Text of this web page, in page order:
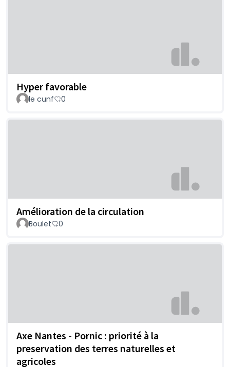
Hyper favorable
le cunf 0
Amélioration de la circulation
Boulet 0
Axe Nantes - Pornic : priorité à la
preservation des terres naturelles et
agricoles